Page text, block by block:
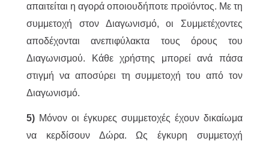
απαιτείται η αγορά οποιουδήποτε προϊόντος. Με τη
συμμετοχή στον Διαγωνισμό, οι Συμμετέχοντες
αποδέχονται ανεπιφύλακτα τους όρους του
Διαγωνισμού. Κάθε χρήστης μπορεί ανά πάσα
στιγμή να αποσύρει τη συμμετοχή του από τον
Διαγωνισμό.
5) Μόνον οι έγκυρες συμμετοχές έχουν δικαίωμα
να κερδίσουν Δώρα. Ως έγκυρη συμμετοχή